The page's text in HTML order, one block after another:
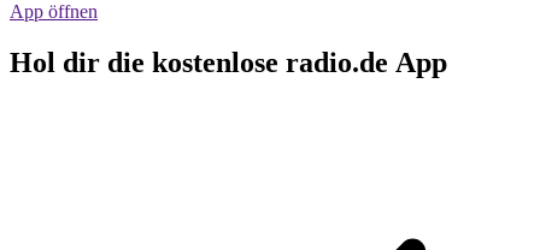
App öffnen
Hol dir die kostenlose radio.de App